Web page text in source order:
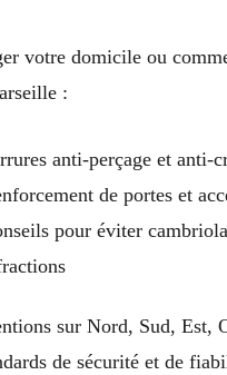
votre domicile ou
:
anti-perçage et anti-
de portes et
pour éviter
sur Nord, Sud, Est,
de sécurité et de